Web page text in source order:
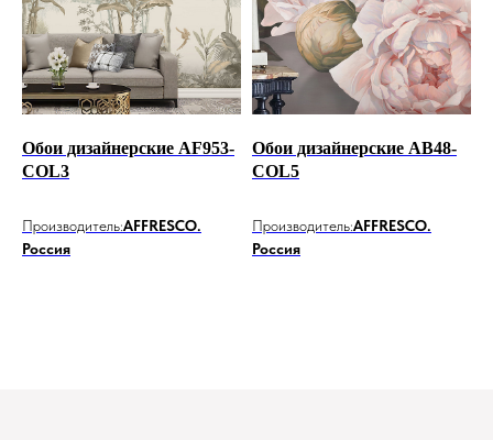
Обои дизайнерские AF953-
COL3
Производитель:AFFRESCO.
Россия
Обои дизайнерские AB48-
COL5
Производитель:AFFRESCO.
Россия